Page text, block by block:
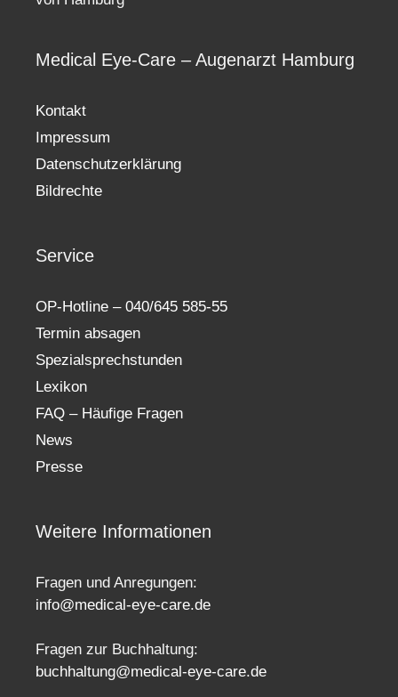
Medical Eye-Care – Augenarzt Hamburg
Kontakt
Impressum
Datenschutzerklärung
Bildrechte
Service
OP-Hotline – 040/645 585-55
Termin absagen
Spezialsprechstunden
Lexikon
FAQ – Häufige Fragen
News
Presse
Weitere Informationen
Fragen und Anregungen:
info@medical-eye-care.de
Fragen zur Buchhaltung:
buchhaltung@medical-eye-care.de